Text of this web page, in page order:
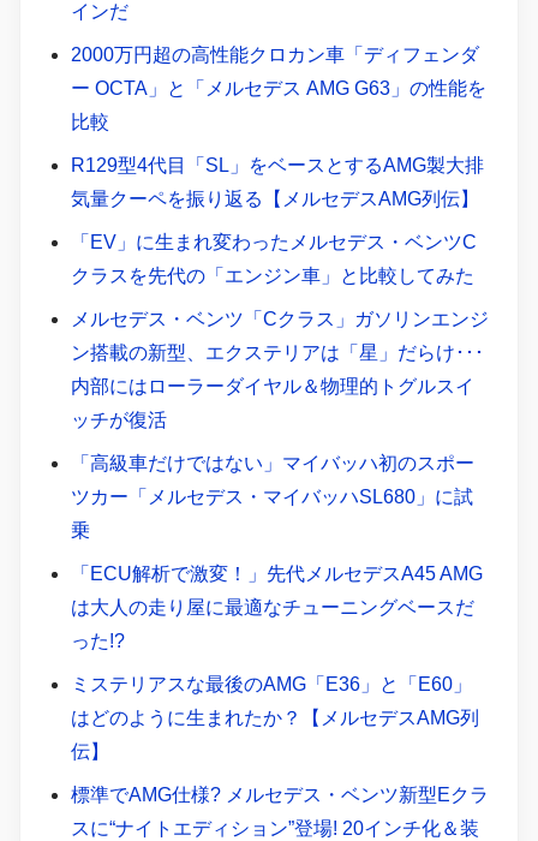
インだ
2000万円超の高性能クロカン車「ディフェンダ
ー OCTA」と「メルセデス AMG G63」の性能を
比較
R129型4代目「SL」をベースとするAMG製大排
気量クーペを振り返る【メルセデスAMG列伝】
「EV」に生まれ変わったメルセデス・ベンツC
クラスを先代の「エンジン車」と比較してみた
メルセデス・ベンツ「Cクラス」ガソリンエンジ
ン搭載の新型、エクステリアは「星」だらけ･･･
内部にはローラーダイヤル＆物理的トグルスイ
ッチが復活
「高級車だけではない」マイバッハ初のスポー
ツカー「メルセデス・マイバッハSL680」に試
乗
「ECU解析で激変！」先代メルセデスA45 AMG
は大人の走り屋に最適なチューニングベースだ
った!?
ミステリアスな最後のAMG「E36」と「E60」
はどのように生まれたか？【メルセデスAMG列
伝】
標準でAMG仕様? メルセデス・ベンツ新型Eクラ
スに“ナイトエディション”登場! 20インチ化＆装